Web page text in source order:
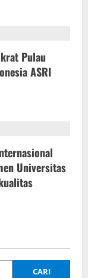
Pulau
ASRI
Universitas
CARI